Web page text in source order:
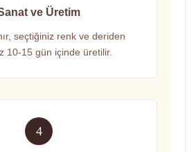
ve Üretim
seçtiğiniz renk ve deriden
10-15 gün içinde üretilir.
4